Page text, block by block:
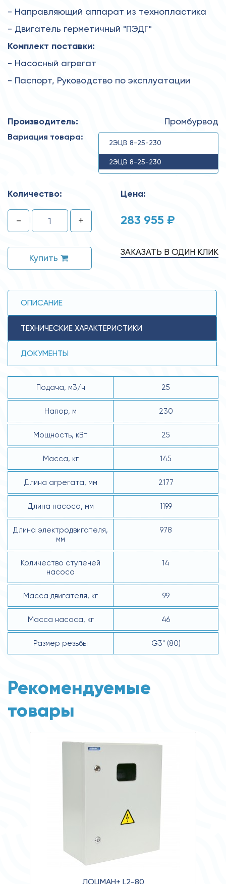
- Направляющий аппарат из технопластика
- Двигатель герметичный "ПЭДГ"
Комплект поставки:
- Насосный агрегат
- Паспорт, Руководство по эксплуатации
Производитель: Промбурвод
Вариация товара:
2ЭЦВ 8-25-230
2ЭЦВ 8-25-230
Количество:
- +
Купить
Цена:
283 955 ₽
ЗАКАЗАТЬ В ОДИН КЛИК
ОПИСАНИЕ
ТЕХНИЧЕСКИЕ ХАРАКТЕРИСТИКИ
ДОКУМЕНТЫ
Подача, м3/ч 25
Напор, м 230
Мощность, кВт 25
Масса, кг 145
Длина агрегата, мм 2177
Длина насоса, мм 1199
Длина электродвигателя,
мм
978
Количество ступеней
насоса
14
Масса двигателя, кг 99
Масса насоса, кг 46
Размер резьбы G3" (80)
Рекомендуемые
товары
ЛОЦМАН+ L2-80